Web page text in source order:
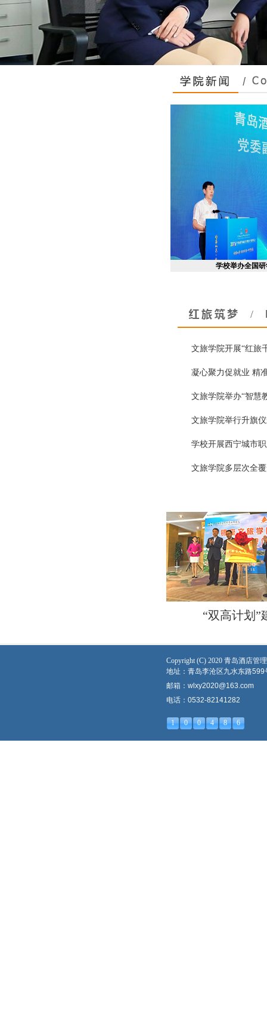
文旅学院锚定
文旅学院开展“红旅
凝心聚力促就业 精
文旅学院举办“智慧
文旅学院举行升旗
学校开展西宁城市
文旅学院多层次全
“双高计划”
Copyright (C) 2020 青岛酒店管
地址：青岛李沧区九水东路599
邮箱：wlxy2020@163.com
电话：0532-82141282
1 0 0 4 8 6